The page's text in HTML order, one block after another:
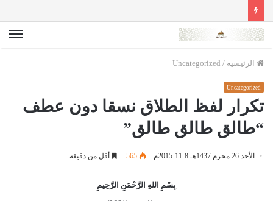
الرئيسية /
Uncategorized
Uncategorized
تكرار لفظ الطلاق نسقا دون عطف
“طالق طالق طالق”
الأحد 26 محرم 1437هـ 8-11-2015م 565 أقل من دقيقة
بِسْمِ اللهِ الرَّحْمَنِ الرَّحِيمِ